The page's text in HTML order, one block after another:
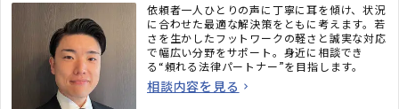
依頼者一人ひとりの声に丁寧に耳を傾け、状況
に合わせた最適な解決策をともに考えます。若
さを生かしたフットワークの軽さと誠実な対応
で幅広い分野をサポート。身近に相談でき
る“頼れる法律パートナー”を目指します。
相談内容を見る